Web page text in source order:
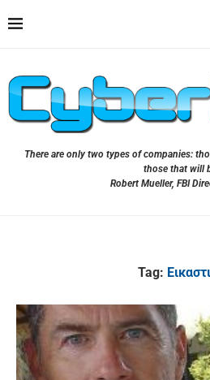
There are only two types of companies:
those that will
Robert Mueller, FBI
Tag: